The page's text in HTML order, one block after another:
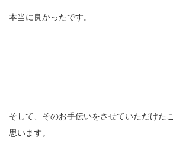
本当に良かったです。
そして、そのお手伝いをさせていただけた
思います。